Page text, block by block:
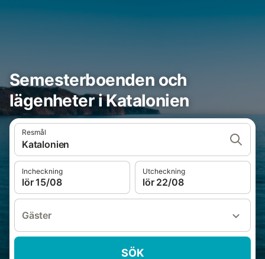
Semesterboenden och
lägenheter i Katalonien
Resmål
Katalonien
Incheckning
lör 15/08
Utcheckning
lör 22/08
Gäster
SÖK